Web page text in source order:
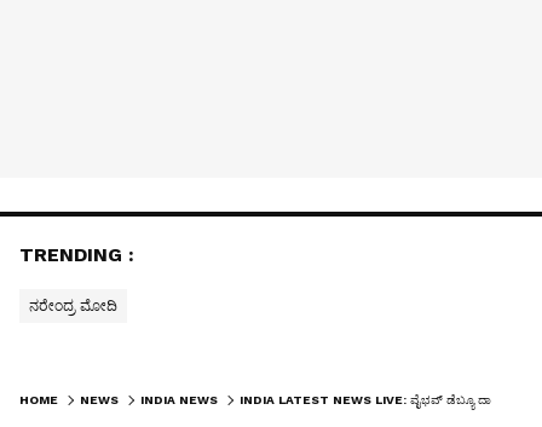
TRENDING :
ನರೇಂದ್ರ ಮೋದಿ
HOME NEWS INDIA NEWS